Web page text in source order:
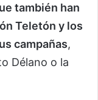
también han
Teletón y los
campañas,
Délano o la